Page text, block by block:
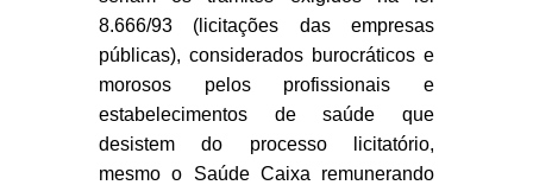
8.666/93 (licitações das empresas
públicas), considerados burocráticos e
morosos pelos profissionais e
estabelecimentos de saúde que
desistem do processo licitatório,
mesmo o Saúde Caixa remunerando